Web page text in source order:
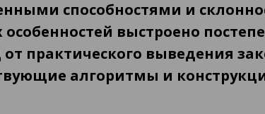
способностями и
выстроено
практического выведения
алгоритмы и